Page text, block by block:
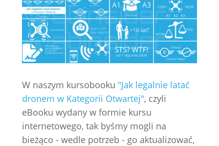
W naszym kursobooku "Jak legalnie latać
dronem w Kategorii Otwartej", czyli
eBooku wydany w formie kursu
internetowego, tak byśmy mogli na
bieżąco - wedle potrzeb - go aktualizować,